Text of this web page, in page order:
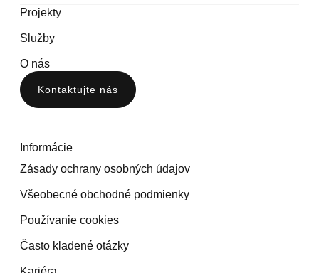
Projekty
Služby
O nás
Kontaktujte nás
Informácie
Zásady ochrany osobných údajov
Všeobecné obchodné podmienky
Používanie cookies
Často kladené otázky